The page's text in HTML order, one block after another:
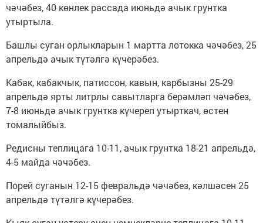
чәчәбез, 40 көнлек рассада июньдә ачык грунтка
утыртыла.
Башлы суган орлыкларын 1 мартта лотокка чәчәбез, 25
апрельдә ачык түтәлгә күчерәбез.
Кабак, кабакчык, патиссон, кавын, карбызны 25-29
апрельдә ярты литрлы савытларга берәмләп чәчәбез,
7-8 июньдә ачык грунтка күчереп утырткач, өстен
томалыйбыз.
Редисны теплицага 10-11, ачык грунтка 18-21 апрельдә,
4-5 майда чәчәбез.
Порей суганын 12-15 февральдә чәчәбез, кәлшәсен 25
апрельдә түтәлгә күчерәбез.